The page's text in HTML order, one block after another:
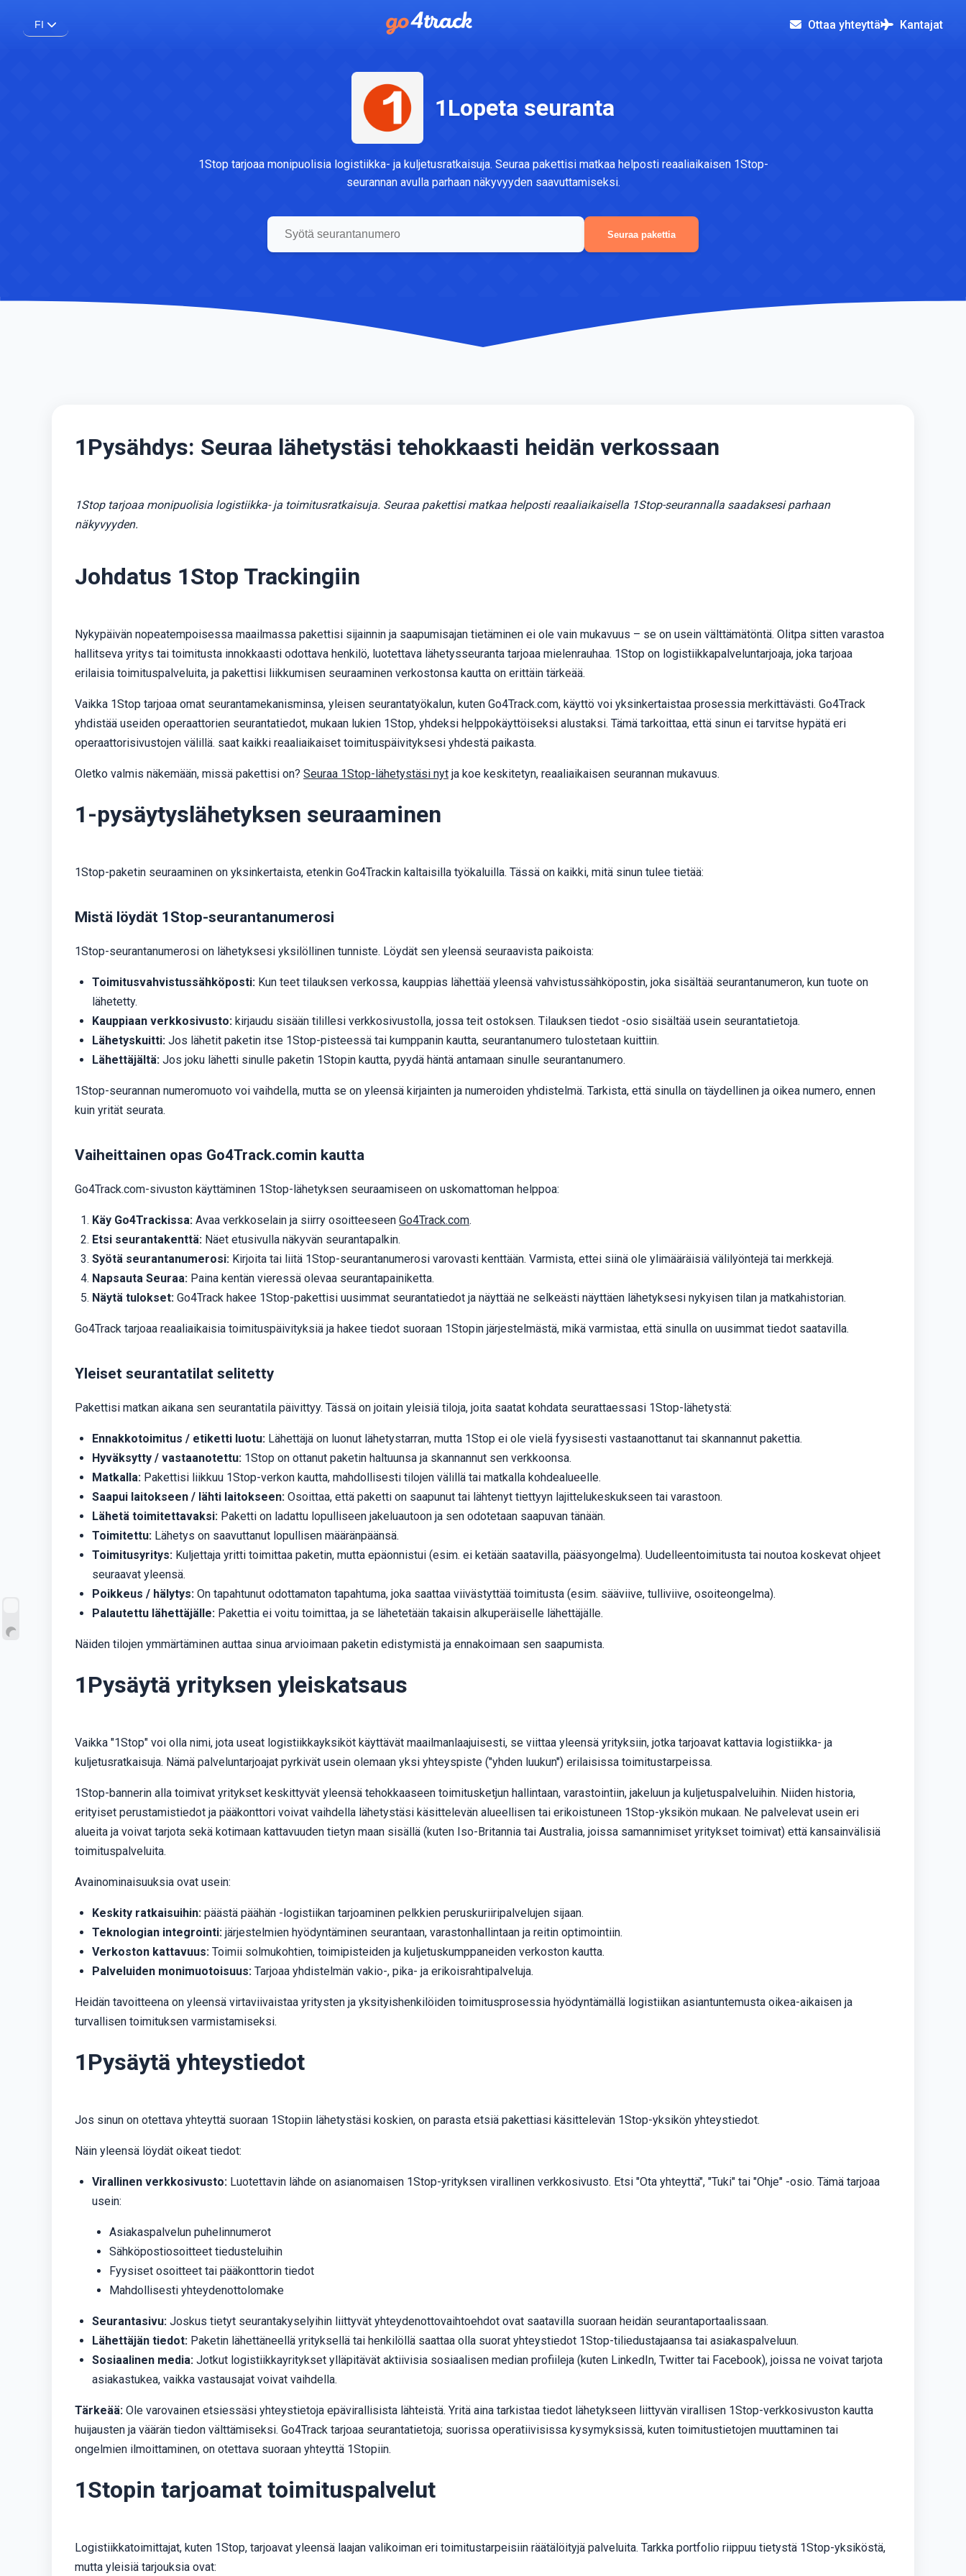
FI Ottaa yhteyttä Kantajat
1Lopeta seuranta
1Stop tarjoaa monipuolisia logistiikka- ja kuljetusratkaisuja. Seuraa pakettisi matkaa helposti reaaliaikaisen 1Stop-
seurannan avulla parhaan näkyvyyden saavuttamiseksi.
Seuraa pakettia
1Pysähdys: Seuraa lähetystäsi tehokkaasti heidän verkossaan
1Stop tarjoaa monipuolisia logistiikka- ja toimitusratkaisuja. Seuraa pakettisi matkaa helposti reaaliaikaisella 1Stop-seurannalla saadaksesi parhaan
näkyvyyden.
Johdatus 1Stop Trackingiin
Nykypäivän nopeatempoisessa maailmassa pakettisi sijainnin ja saapumisajan tietäminen ei ole vain mukavuus – se on usein välttämätöntä. Olitpa sitten varastoa
hallitseva yritys tai toimitusta innokkaasti odottava henkilö, luotettava lähetysseuranta tarjoaa mielenrauhaa. 1Stop on logistiikkapalveluntarjoaja, joka tarjoaa
erilaisia ​​toimituspalveluita, ja pakettisi liikkumisen seuraaminen verkostonsa kautta on erittäin tärkeää.
Vaikka 1Stop tarjoaa omat seurantamekanisminsa, yleisen seurantatyökalun, kuten Go4Track.com, käyttö voi yksinkertaistaa prosessia merkittävästi. Go4Track
yhdistää useiden operaattorien seurantatiedot, mukaan lukien 1Stop, yhdeksi helppokäyttöiseksi alustaksi. Tämä tarkoittaa, että sinun ei tarvitse hypätä eri
operaattorisivustojen välillä. saat kaikki reaaliaikaiset toimituspäivityksesi yhdestä paikasta.
Oletko valmis näkemään, missä pakettisi on? Seuraa 1Stop-lähetystäsi nyt ja koe keskitetyn, reaaliaikaisen seurannan mukavuus.
1-pysäytyslähetyksen seuraaminen
1Stop-paketin seuraaminen on yksinkertaista, etenkin Go4Trackin kaltaisilla työkaluilla. Tässä on kaikki, mitä sinun tulee tietää:
Mistä löydät 1Stop-seurantanumerosi
1Stop-seurantanumerosi on lähetyksesi yksilöllinen tunniste. Löydät sen yleensä seuraavista paikoista:
Toimitusvahvistussähköposti: Kun teet tilauksen verkossa, kauppias lähettää yleensä vahvistussähköpostin, joka sisältää seurantanumeron, kun tuote on
lähetetty.
Kauppiaan verkkosivusto: kirjaudu sisään tilillesi verkkosivustolla, jossa teit ostoksen. Tilauksen tiedot -osio sisältää usein seurantatietoja.
Lähetyskuitti: Jos lähetit paketin itse 1Stop-pisteessä tai kumppanin kautta, seurantanumero tulostetaan kuittiin.
Lähettäjältä: Jos joku lähetti sinulle paketin 1Stopin kautta, pyydä häntä antamaan sinulle seurantanumero.
1Stop-seurannan numeromuoto voi vaihdella, mutta se on yleensä kirjainten ja numeroiden yhdistelmä. Tarkista, että sinulla on täydellinen ja oikea numero, ennen
kuin yrität seurata.
Vaiheittainen opas Go4Track.comin kautta
Go4Track.com-sivuston käyttäminen 1Stop-lähetyksen seuraamiseen on uskomattoman helppoa:
Käy Go4Trackissa: Avaa verkkoselain ja siirry osoitteeseen Go4Track.com.
Etsi seurantakenttä: Näet etusivulla näkyvän seurantapalkin.
Syötä seurantanumerosi: Kirjoita tai liitä 1Stop-seurantanumerosi varovasti kenttään. Varmista, ettei siinä ole ylimääräisiä välilyöntejä tai merkkejä.
Napsauta Seuraa: Paina kentän vieressä olevaa seurantapainiketta.
Näytä tulokset: Go4Track hakee 1Stop-pakettisi uusimmat seurantatiedot ja näyttää ne selkeästi näyttäen lähetyksesi nykyisen tilan ja matkahistorian.
Go4Track tarjoaa reaaliaikaisia ​​toimituspäivityksiä ja hakee tiedot suoraan 1Stopin järjestelmästä, mikä varmistaa, että sinulla on uusimmat tiedot saatavilla.
Yleiset seurantatilat selitetty
Pakettisi matkan aikana sen seurantatila päivittyy. Tässä on joitain yleisiä tiloja, joita saatat kohdata seurattaessasi 1Stop-lähetystä:
Ennakkotoimitus / etiketti luotu: Lähettäjä on luonut lähetystarran, mutta 1Stop ei ole vielä fyysisesti vastaanottanut tai skannannut pakettia.
Hyväksytty / vastaanotettu: 1Stop on ottanut paketin haltuunsa ja skannannut sen verkkoonsa.
Matkalla: Pakettisi liikkuu 1Stop-verkon kautta, mahdollisesti tilojen välillä tai matkalla kohdealueelle.
Saapui laitokseen / lähti laitokseen: Osoittaa, että paketti on saapunut tai lähtenyt tiettyyn lajittelukeskukseen tai varastoon.
Lähetä toimitettavaksi: Paketti on ladattu lopulliseen jakeluautoon ja sen odotetaan saapuvan tänään.
Toimitettu: Lähetys on saavuttanut lopullisen määränpäänsä.
Toimitusyritys: Kuljettaja yritti toimittaa paketin, mutta epäonnistui (esim. ei ketään saatavilla, pääsyongelma). Uudelleentoimitusta tai noutoa koskevat ohjeet
seuraavat yleensä.
Poikkeus / hälytys: On tapahtunut odottamaton tapahtuma, joka saattaa viivästyttää toimitusta (esim. sääviive, tulliviive, osoiteongelma).
Palautettu lähettäjälle: Pakettia ei voitu toimittaa, ja se lähetetään takaisin alkuperäiselle lähettäjälle.
Näiden tilojen ymmärtäminen auttaa sinua arvioimaan paketin edistymistä ja ennakoimaan sen saapumista.
1Pysäytä yrityksen yleiskatsaus
Vaikka "1Stop" voi olla nimi, jota useat logistiikkayksiköt käyttävät maailmanlaajuisesti, se viittaa yleensä yrityksiin, jotka tarjoavat kattavia logistiikka- ja
kuljetusratkaisuja. Nämä palveluntarjoajat pyrkivät usein olemaan yksi yhteyspiste ("yhden luukun") erilaisissa toimitustarpeissa.
1Stop-bannerin alla toimivat yritykset keskittyvät yleensä tehokkaaseen toimitusketjun hallintaan, varastointiin, jakeluun ja kuljetuspalveluihin. Niiden historia,
erityiset perustamistiedot ja pääkonttori voivat vaihdella lähetystäsi käsittelevän alueellisen tai erikoistuneen 1Stop-yksikön mukaan. Ne palvelevat usein eri
alueita ja voivat tarjota sekä kotimaan kattavuuden tietyn maan sisällä (kuten Iso-Britannia tai Australia, joissa samannimiset yritykset toimivat) että kansainvälisiä
toimituspalveluita.
Avainominaisuuksia ovat usein:
Keskity ratkaisuihin: päästä päähän -logistiikan tarjoaminen pelkkien peruskuriiripalvelujen sijaan.
Teknologian integrointi: järjestelmien hyödyntäminen seurantaan, varastonhallintaan ja reitin optimointiin.
Verkoston kattavuus: Toimii solmukohtien, toimipisteiden ja kuljetuskumppaneiden verkoston kautta.
Palveluiden monimuotoisuus: Tarjoaa yhdistelmän vakio-, pika- ja erikoisrahtipalveluja.
Heidän tavoitteena on yleensä virtaviivaistaa yritysten ja yksityishenkilöiden toimitusprosessia hyödyntämällä logistiikan asiantuntemusta oikea-aikaisen ja
turvallisen toimituksen varmistamiseksi.
1Pysäytä yhteystiedot
Jos sinun on otettava yhteyttä suoraan 1Stopiin lähetystäsi koskien, on parasta etsiä pakettiasi käsittelevän 1Stop-yksikön yhteystiedot.
Näin yleensä löydät oikeat tiedot:
Virallinen verkkosivusto: Luotettavin lähde on asianomaisen 1Stop-yrityksen virallinen verkkosivusto. Etsi "Ota yhteyttä", "Tuki" tai "Ohje" -osio. Tämä tarjoaa
usein:
Asiakaspalvelun puhelinnumerot
Sähköpostiosoitteet tiedusteluihin
Fyysiset osoitteet tai pääkonttorin tiedot
Mahdollisesti yhteydenottolomake
Seurantasivu: Joskus tietyt seurantakyselyihin liittyvät yhteydenottovaihtoehdot ovat saatavilla suoraan heidän seurantaportaalissaan.
Lähettäjän tiedot: Paketin lähettäneellä yrityksellä tai henkilöllä saattaa olla suorat yhteystiedot 1Stop-tiliedustajaansa tai asiakaspalveluun.
Sosiaalinen media: Jotkut logistiikkayritykset ylläpitävät aktiivisia sosiaalisen median profiileja (kuten LinkedIn, Twitter tai Facebook), joissa ne voivat tarjota
asiakastukea, vaikka vastausajat voivat vaihdella.
Tärkeää: Ole varovainen etsiessäsi yhteystietoja epävirallisista lähteistä. Yritä aina tarkistaa tiedot lähetykseen liittyvän virallisen 1Stop-verkkosivuston kautta
huijausten ja väärän tiedon välttämiseksi. Go4Track tarjoaa seurantatietoja; suorissa operatiivisissa kysymyksissä, kuten toimitustietojen muuttaminen tai
ongelmien ilmoittaminen, on otettava suoraan yhteyttä 1Stopiin.
1Stopin tarjoamat toimituspalvelut
Logistiikkatoimittajat, kuten 1Stop, tarjoavat yleensä laajan valikoiman eri toimitustarpeisiin räätälöityjä palveluita. Tarkka portfolio riippuu tietystä 1Stop-yksiköstä,
mutta yleisiä tarjouksia ovat: